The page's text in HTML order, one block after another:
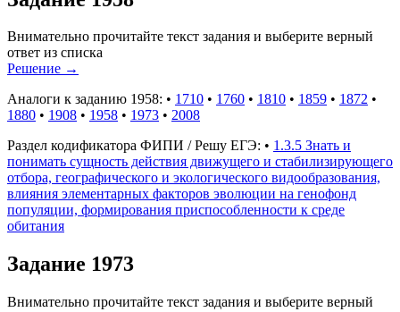
Внимательно прочитайте текст задания и выберите верный
ответ из списка
Решение →
Аналоги к заданию 1958: • 1710 • 1760 • 1810 • 1859 • 1872 •
1880 • 1908 • 1958 • 1973 • 2008
Раздел кодификатора ФИПИ / Решу ЕГЭ: • 1.3.5 Знать и
понимать сущность действия движущего и стабилизирующего
отбора, географического и экологического видообразования,
влияния элементарных факторов эволюции на генофонд
популяции, формирования приспособленности к среде
обитания
Задание 1973
Внимательно прочитайте текст задания и выберите верный